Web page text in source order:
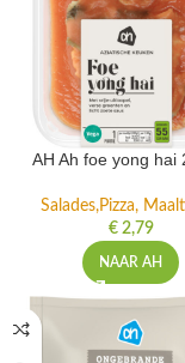
AH Ah foe yong hai
Salades,Pizza,
€2,79
NAAR AH